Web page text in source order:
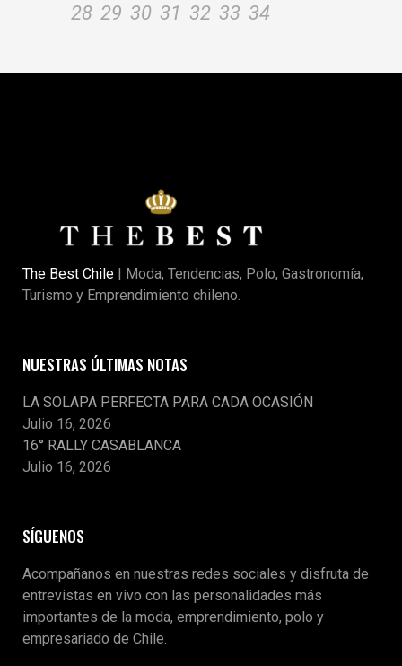
28 29 30 31 32 33 34
The Best Chile | Moda, Tendencias, Polo, Gastronomía,
Turismo y Emprendimiento chileno.
NUESTRAS ÚLTIMAS NOTAS
LA SOLAPA PERFECTA PARA CADA OCASIÓN
Julio 16, 2026
16° RALLY CASABLANCA
Julio 16, 2026
SÍGUENOS
Acompañanos en nuestras redes sociales y disfruta de
entrevistas en vivo con las personalidades más
importantes de la moda, emprendimiento, polo y
empresariado de Chile.